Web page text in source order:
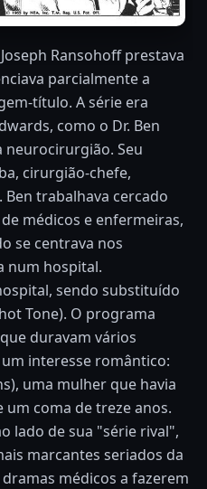
Ransohoff prestava
parcialmente a
título. A série era
como o Dr. Ben
neurocirurgião. Seu
cirurgião-chefe,
trabalhava cercado
médicos e enfermeiras,
se centrava nos
num hospital.
sendo substituído
Tone). O programa
duravam vários
interesse romântico:
uma mulher que havia
coma de treze anos.
lado de sua "série rival",
marcantes seriados da
médicos a fazerem